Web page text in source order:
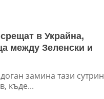
в Украйна,
между Зеленски и
замина тази сутрин
къде...